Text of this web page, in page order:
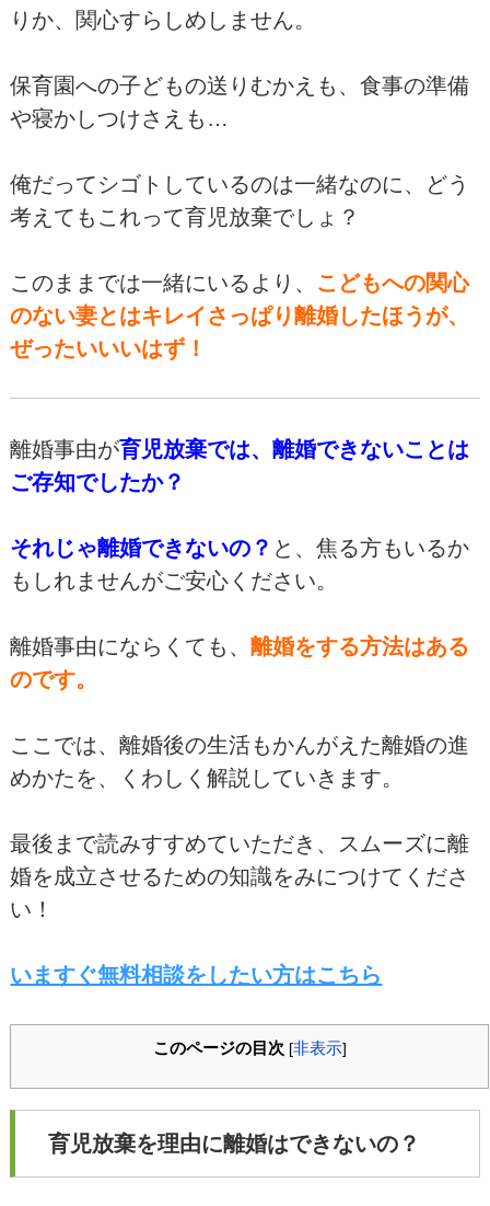
りか、関心すらしめしません。
保育園への子どもの送りむかえも、食事の準備
や寝かしつけさえも…
俺だってシゴトしているのは一緒なのに、どう
考えてもこれって育児放棄でしょ？
このままでは一緒にいるより、 こどもへの関心
のない妻とはキレイさっぱり離婚したほうが、
ぜったいいいはず！
離婚事由が育児放棄では、離婚できないことは
ご存知でしたか？
それじゃ離婚できないの？ と、焦る方もいるか
もしれませんがご安心ください。
離婚事由にならくても、離婚をする方法はある
のです。
ここでは、離婚後の生活もかんがえた離婚の進
めかたを、くわしく解説していきます。
最後まで読みすすめていただき、スムーズに離
婚を成立させるための知識をみにつけてくださ
い！
いますぐ無料相談をしたい方はこちら
このページの目次 [非表示]
育児放棄を理由に離婚はできないの？